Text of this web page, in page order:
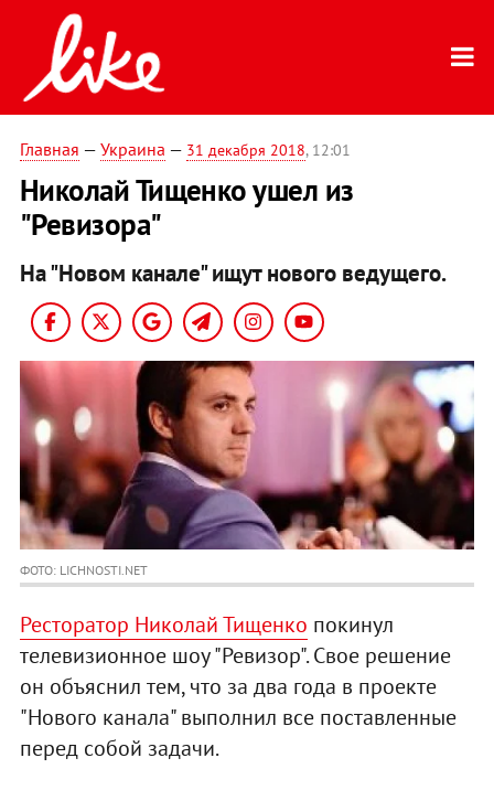
Главная — Украина — 31 декабря 2018, 12:01
Николай Тищенко ушел из
"Ревизора"
На "Новом канале" ищут нового ведущего.
ФОТО: LICHNOSTI.NET
Ресторатор Николай Тищенко покинул
телевизионное шоу "Ревизор". Свое решение
он объяснил тем, что за два года в проекте
"Нового канала" выполнил все поставленные
перед собой задачи.